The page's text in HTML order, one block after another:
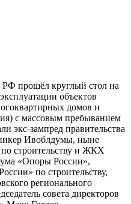
РФ прошёл круглый стол на
объектов
домов и
с массовым пребыванием
экс-зампред правительства
Ивоблдумы, ныне
по строительству и ЖКХ
«Опоры России»,
по строительству,
регионального
совета директоров